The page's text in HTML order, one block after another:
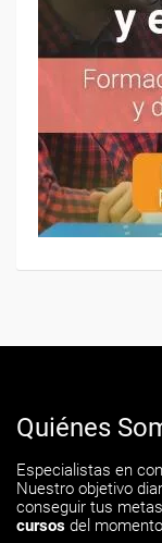
Quiénes
Especialistas en
Nuestro objetivo
conseguir tus
cursos del